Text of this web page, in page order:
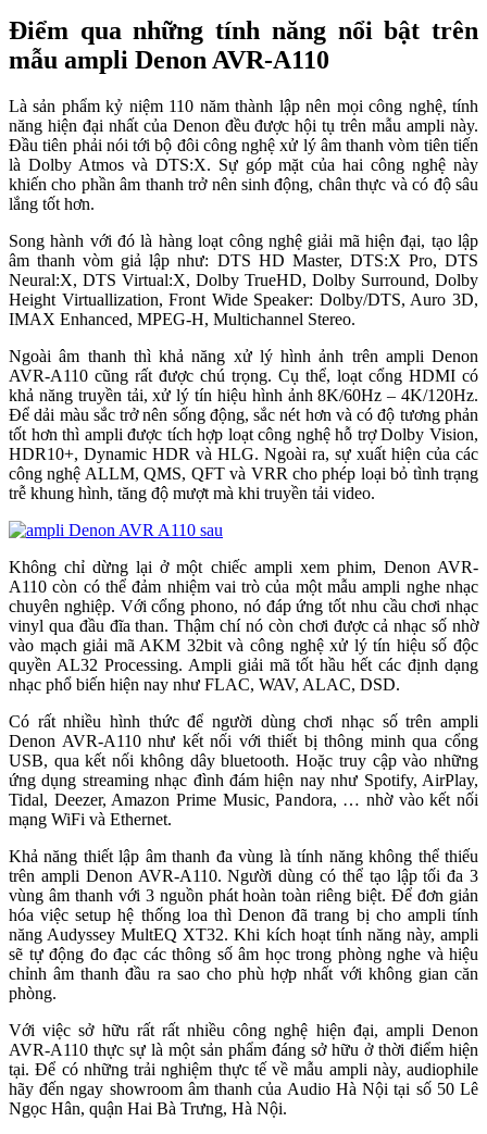
Điểm qua những tính năng nổi bật trên
mẫu ampli Denon AVR-A110
Là sản phẩm kỷ niệm 110 năm thành lập nên mọi công nghệ, tính
năng hiện đại nhất của Denon đều được hội tụ trên mẫu ampli này.
Đầu tiên phải nói tới bộ đôi công nghệ xử lý âm thanh vòm tiên tiến
là Dolby Atmos và DTS:X. Sự góp mặt của hai công nghệ này
khiến cho phần âm thanh trở nên sinh động, chân thực và có độ sâu
lắng tốt hơn.
Song hành với đó là hàng loạt công nghệ giải mã hiện đại, tạo lập
âm thanh vòm giả lập như: DTS HD Master, DTS:X Pro, DTS
Neural:X, DTS Virtual:X, Dolby TrueHD, Dolby Surround, Dolby
Height Virtuallization, Front Wide Speaker: Dolby/DTS, Auro 3D,
IMAX Enhanced, MPEG-H, Multichannel Stereo.
Ngoài âm thanh thì khả năng xử lý hình ảnh trên ampli Denon
AVR-A110 cũng rất được chú trọng. Cụ thể, loạt cổng HDMI có
khả năng truyền tải, xử lý tín hiệu hình ảnh 8K/60Hz – 4K/120Hz.
Để dải màu sắc trở nên sống động, sắc nét hơn và có độ tương phản
tốt hơn thì ampli được tích hợp loạt công nghệ hỗ trợ Dolby Vision,
HDR10+, Dynamic HDR và HLG. Ngoài ra, sự xuất hiện của các
công nghệ ALLM, QMS, QFT và VRR cho phép loại bỏ tình trạng
trễ khung hình, tăng độ mượt mà khi truyền tải video.
Không chỉ dừng lại ở một chiếc ampli xem phim, Denon AVR-
A110 còn có thể đảm nhiệm vai trò của một mẫu ampli nghe nhạc
chuyên nghiệp. Với cổng phono, nó đáp ứng tốt nhu cầu chơi nhạc
vinyl qua đầu đĩa than. Thậm chí nó còn chơi được cả nhạc số nhờ
vào mạch giải mã AKM 32bit và công nghệ xử lý tín hiệu số độc
quyền AL32 Processing. Ampli giải mã tốt hầu hết các định dạng
nhạc phổ biến hiện nay như FLAC, WAV, ALAC, DSD.
Có rất nhiều hình thức để người dùng chơi nhạc số trên ampli
Denon AVR-A110 như kết nối với thiết bị thông minh qua cổng
USB, qua kết nối không dây bluetooth. Hoặc truy cập vào những
ứng dụng streaming nhạc đình đám hiện nay như Spotify, AirPlay,
Tidal, Deezer, Amazon Prime Music, Pandora, … nhờ vào kết nối
mạng WiFi và Ethernet.
Khả năng thiết lập âm thanh đa vùng là tính năng không thể thiếu
trên ampli Denon AVR-A110. Người dùng có thể tạo lập tối đa 3
vùng âm thanh với 3 nguồn phát hoàn toàn riêng biệt. Để đơn giản
hóa việc setup hệ thống loa thì Denon đã trang bị cho ampli tính
năng Audyssey MultEQ XT32. Khi kích hoạt tính năng này, ampli
sẽ tự động đo đạc các thông số âm học trong phòng nghe và hiệu
chỉnh âm thanh đầu ra sao cho phù hợp nhất với không gian căn
phòng.
Với việc sở hữu rất rất nhiều công nghệ hiện đại, ampli Denon
AVR-A110 thực sự là một sản phẩm đáng sở hữu ở thời điểm hiện
tại. Để có những trải nghiệm thực tế về mẫu ampli này, audiophile
hãy đến ngay showroom âm thanh của Audio Hà Nội tại số 50 Lê
Ngọc Hân, quận Hai Bà Trưng, Hà Nội.